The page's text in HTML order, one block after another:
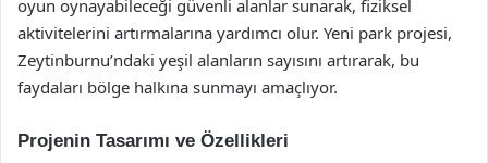
oyun oynayabileceği güvenli alanlar sunarak, fiziksel
aktivitelerini artırmalarına yardımcı olur. Yeni park projesi,
Zeytinburnu’ndaki yeşil alanların sayısını artırarak, bu
faydaları bölge halkına sunmayı amaçlıyor.
Projenin Tasarımı ve Özellikleri